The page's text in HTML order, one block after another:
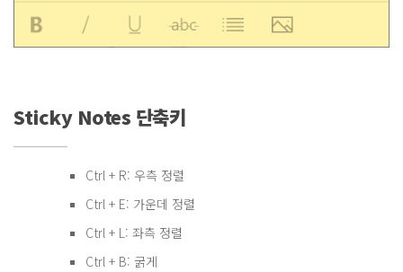
Sticky Notes 단축키
Ctrl + R: 우측 정렬
Ctrl + E: 가운데 정렬
Ctrl + L: 좌측 정렬
Ctrl + B: 굵게